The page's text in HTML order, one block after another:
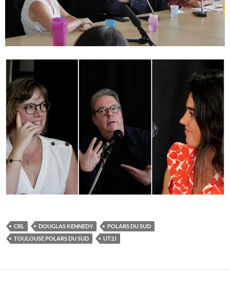
CRL DOUGLAS KENNEDY
POLARS DU SUD
TOULOUSE POLARS DU SUD
UT2J